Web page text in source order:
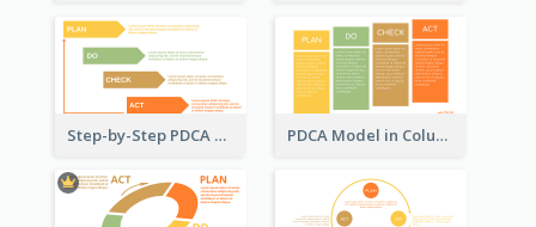
Step-by-Step PDCA Template PDCA Model in Columns